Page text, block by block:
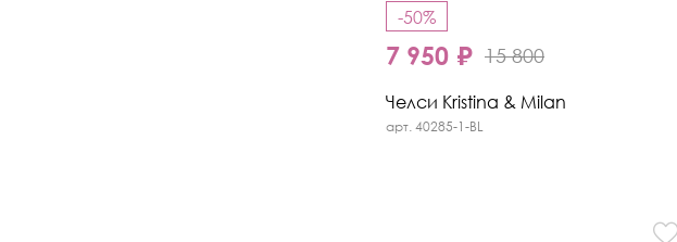
-50%
7 950 ₽ 15 800
Челси Kristina & Milan
арт. 40285-1-BL